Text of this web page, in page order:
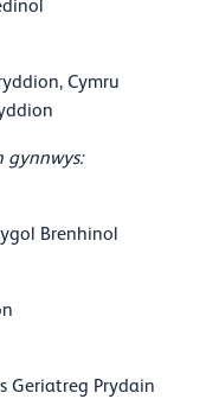
Cymru
gynnwys:
Brenhinol
Geriatreg Prydain